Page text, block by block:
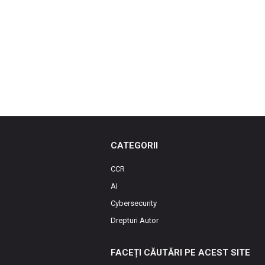
CATEGORII
CCR
AI
Cybersecurity
Drepturi Autor
FACEȚI CĂUTĂRI PE ACEST SITE